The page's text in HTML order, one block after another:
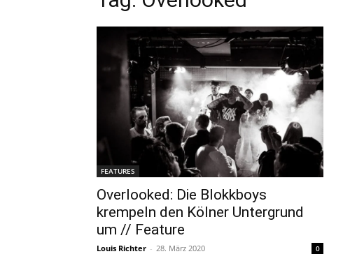
FEATURES
Overlooked: Die Blokkboys
krempeln den Kölner Untergrund
um // Feature
Louis Richter - 28. März 2020 0